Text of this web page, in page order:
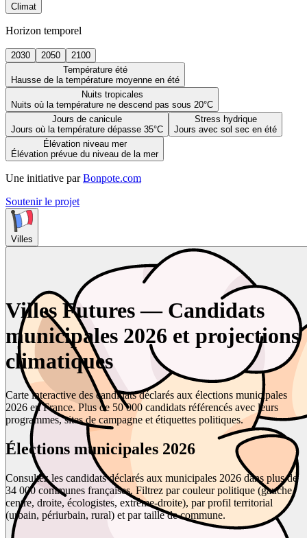
Climat
Horizon temporel
2030 2050
2100
Température été
Hausse de la température moyenne en été
Nuits tropicales
Nuits où la température ne descend pas sous 20°C
Jours de canicule
Jours où la température dépasse 35°C
Stress hydrique
Jours avec sol sec en été
Élévation niveau mer
Élévation prévue du niveau de la mer
Une initiative par Bonpote.com
Soutenir le projet
Villes
Villes Futures — Candidats
municipales 2026 et projections
climatiques
Carte interactive des candidats déclarés aux élections municipales
2026 en France. Plus de 50 000 candidats référencés avec leurs
programmes, sites de campagne et étiquettes politiques.
Élections municipales 2026
Consultez les candidats déclarés aux municipales 2026 dans plus de
34 000 communes françaises. Filtrez par couleur politique (gauche,
centre, droite, écologistes, extrême-droite), par profil territorial
(urbain, périurbain, rural) et par taille de commune.